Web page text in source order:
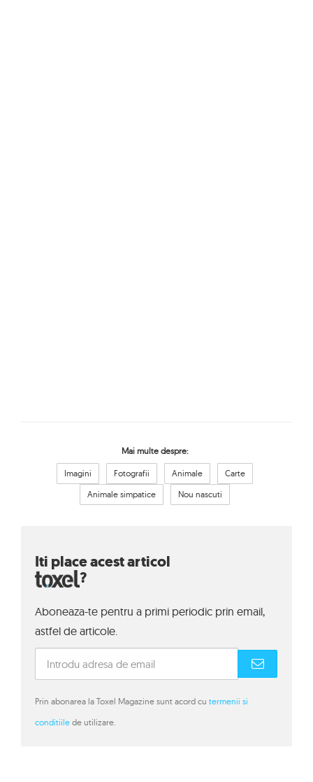
Mai multe despre:
Imagini Fotografii Animale
Carte
Animale simpatice
Nou nascuti
Iti place acest articol
?
Aboneaza-te pentru a primi periodic prin email,
astfel de articole.
Prin abonarea la Toxel Magazine sunt acord cu termenii si
conditiile de utilizare.